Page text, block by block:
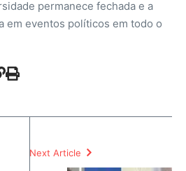
permanece fechada e a
em eventos políticos em todo o
Next Article